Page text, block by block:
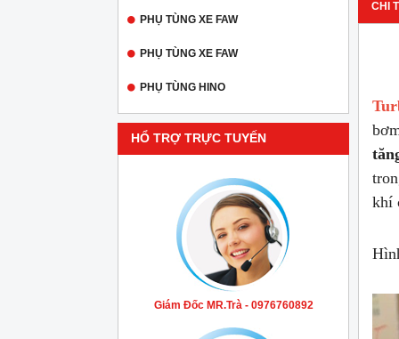
PHỤ TÙNG XE FAW
PHỤ TÙNG XE FAW
PHỤ TÙNG HINO
HỔ TRỢ TRỰC TUYẾN
Giám Đốc MR.Trà - 0976760892
CHI
khí